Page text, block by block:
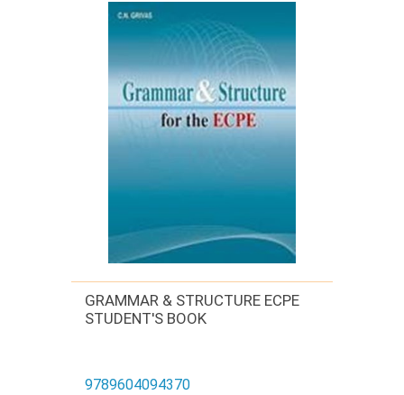
GRAMMAR & STRUCTURE ECPE
STUDENT'S BOOK
9789604094370